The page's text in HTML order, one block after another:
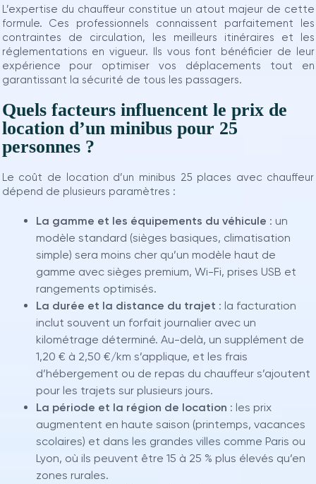
L’expertise du chauffeur constitue un atout majeur de cette
formule. Ces professionnels connaissent parfaitement les
contraintes de circulation, les meilleurs itinéraires et les
réglementations en vigueur. Ils vous font bénéficier de leur
expérience pour optimiser vos déplacements tout en
garantissant la sécurité de tous les passagers.
Quels facteurs influencent le prix de
location d’un minibus pour 25
personnes ?
Le coût de location d’un minibus 25 places avec chauffeur
dépend de plusieurs paramètres :
La gamme et les équipements du véhicule : un
modèle standard (sièges basiques, climatisation
simple) sera moins cher qu’un modèle haut de
gamme avec sièges premium, Wi-Fi, prises USB et
rangements optimisés.
La durée et la distance du trajet : la facturation
inclut souvent un forfait journalier avec un
kilométrage déterminé. Au-delà, un supplément de
1,20 € à 2,50 €/km s’applique, et les frais
d’hébergement ou de repas du chauffeur s’ajoutent
pour les trajets sur plusieurs jours.
La période et la région de location : les prix
augmentent en haute saison (printemps, vacances
scolaires) et dans les grandes villes comme Paris ou
Lyon, où ils peuvent être 15 à 25 % plus élevés qu’en
zones rurales.